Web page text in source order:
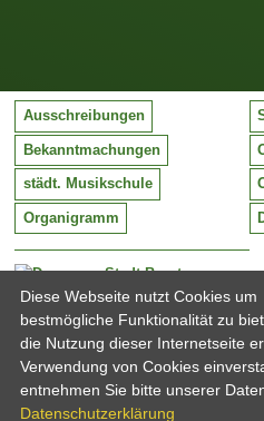
Stadt Barntrup
Mittelstraße 38
32683 Barntrup
Tel:
Email:
05263 / 409-0
Ausschreibungen
Bekanntmachungen
städt. Musikschule
Organigramm
Diese Webseite nutzt Cookies um
bestmögliche Funktionalität zu
die Nutzung dieser Internetseite
Verwendung von Cookies
entnehmen Sie bitte unserer
Datenschutzerklärung